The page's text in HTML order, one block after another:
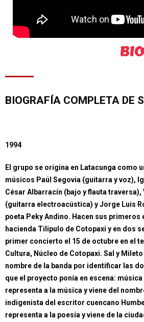
BIOGRAFÍA COMPLETA DE
1994
El grupo se origina en Latacunga como
músicos Paúl Segovia (guitarra y voz),
César Albarracín (bajo y flauta traversa),
(guitarra electroacústica) y Jorge Luis
poeta Peky Andino. Hacen sus primeros
hacienda Tilipulo de Cotopaxi y en dos
primer concierto el 15 de octubre en el
Cultura, Núcleo de Cotopaxi. Sal y
nombre de la banda por identificar las
que el proyecto ponía en escena: música
representa a la música y viene del
indigenista del escritor cuencano
representa a la poesía y viene de la